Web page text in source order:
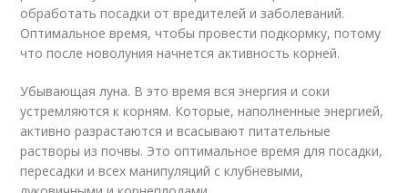
обработать посадки от вредителей и заболеваний.
Оптимальное время, чтобы провести подкормку, потому
что после новолуния начнется активность корней.
Убывающая луна. В это время вся энергия и соки
устремляются к корням. Которые, наполненные энергией,
активно разрастаются и всасывают питательные
растворы из почвы. Это оптимальное время для посадки,
пересадки и всех манипуляций с клубневыми,